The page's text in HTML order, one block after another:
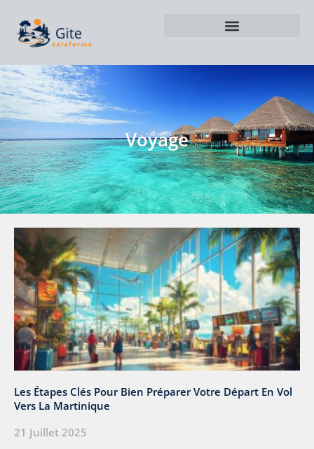
Voyage
Les Étapes Clés Pour Bien Préparer Votre Départ En Vol
Vers La Martinique
21 Juillet 2025